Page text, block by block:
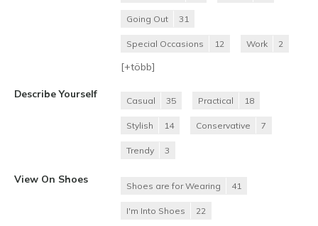
Going Out 31
Special Occasions 12 Work 2
[+több]
Describe Yourself
Casual 35 Practical 18
Stylish 14 Conservative 7
Trendy 3
View On Shoes
Shoes are for Wearing 41
I'm Into Shoes 22